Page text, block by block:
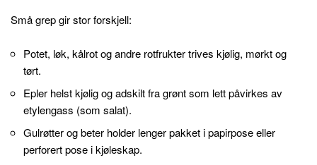
Små grep gir stor forskjell:
Potet, løk, kålrot og andre rotfrukter trives kjølig, mørkt og
tørt.
Epler helst kjølig og adskilt fra grønt som lett påvirkes av
etylengass (som salat).
Gulrøtter og beter holder lenger pakket i papirpose eller
perforert pose i kjøleskap.